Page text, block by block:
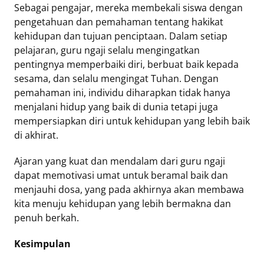
Sebagai pengajar, mereka membekali siswa dengan
pengetahuan dan pemahaman tentang hakikat
kehidupan dan tujuan penciptaan. Dalam setiap
pelajaran, guru ngaji selalu mengingatkan
pentingnya memperbaiki diri, berbuat baik kepada
sesama, dan selalu mengingat Tuhan. Dengan
pemahaman ini, individu diharapkan tidak hanya
menjalani hidup yang baik di dunia tetapi juga
mempersiapkan diri untuk kehidupan yang lebih baik
di akhirat.
Ajaran yang kuat dan mendalam dari guru ngaji
dapat memotivasi umat untuk beramal baik dan
menjauhi dosa, yang pada akhirnya akan membawa
kita menuju kehidupan yang lebih bermakna dan
penuh berkah.
Kesimpulan